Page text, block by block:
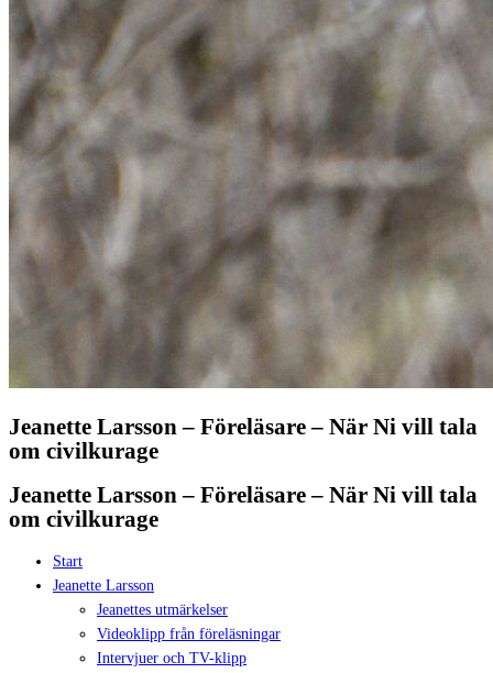
Jeanette Larsson – Föreläsare – När Ni vill tala
om civilkurage
Jeanette Larsson – Föreläsare – När Ni vill tala
om civilkurage
Start
Jeanette Larsson
Jeanettes utmärkelser
Videoklipp från föreläsningar
Intervjuer och TV-klipp